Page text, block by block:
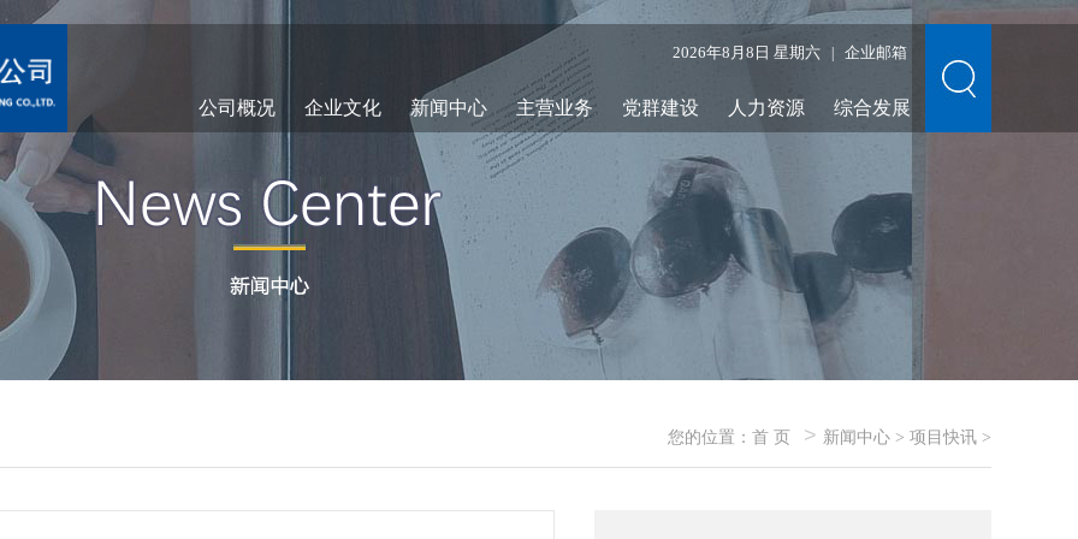
2026年8月8日 星期六 企业邮箱
公司概况 企业文化 新闻中心 主营业务 党群建设 人力资源 综合发展
您的位置： 首 页 > 新闻中心 > 项目快讯 >